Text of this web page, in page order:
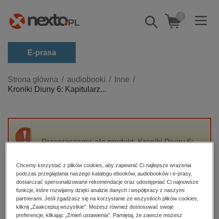
Pokaż/schowaj
wyszukiwarkę
0
E-prasa
Kategorie
Zobacz wszystkie E-prasa
budownictwo, aranżacja wnętrz
darmowe wydania
edukacja
hobby, sport, rozrywka
komputery, internet, technologie, informatyka
Strona główna audiobooki
Inne
Kroniki Diuny 6: Kapitularz...
Przepraszamy, ale produkt „Kroniki Diuny 6:
High-contrast mode
Polecane
Chcemy korzystać z plików cookies, aby zapewnić Ci najlepsze wrażenia
podczas przeglądania naszego katalogu ebooków, audiobooków i e-prasy,
dostarczać spersonalizowane rekomendacje oraz udostępniać Ci najnowsze
funkcje, które rozwijamy dzięki analizie danych i współpracy z naszymi
partnerami. Jeśli zgadzasz się na korzystanie ze wszystkich plików cookies,
kliknij „Zaakceptuj wszystkie”. Możesz również dostosować swoje
preferencje, klikając „Zmień ustawienia”. Pamiętaj, że zawsze możesz